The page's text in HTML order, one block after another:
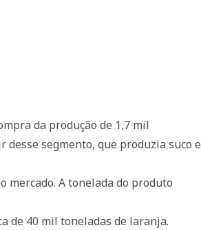
da produção de 1,7 mil
segmento, que produzia suco e
mercado. A tonelada do produto
de 40 mil toneladas de laranja.